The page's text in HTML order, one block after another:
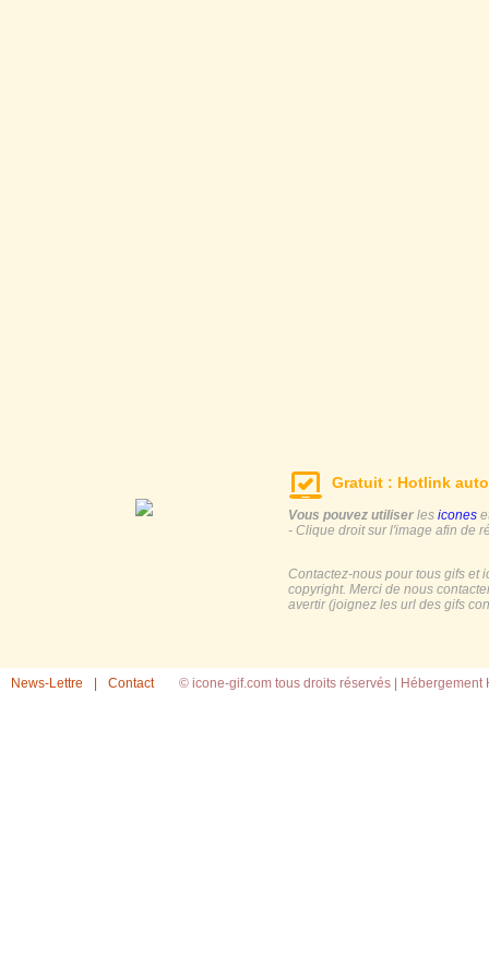
Gratuit : Hotlink
Vous pouvez utiliser les icones
- Clique droit sur l'image afin de
Contactez-nous pour tous gifs et
copyright. Merci de nous
avertir (joignez les url des gifs
News-Lettre Contact © icone-gif.com tous droits réservés | Hébergement